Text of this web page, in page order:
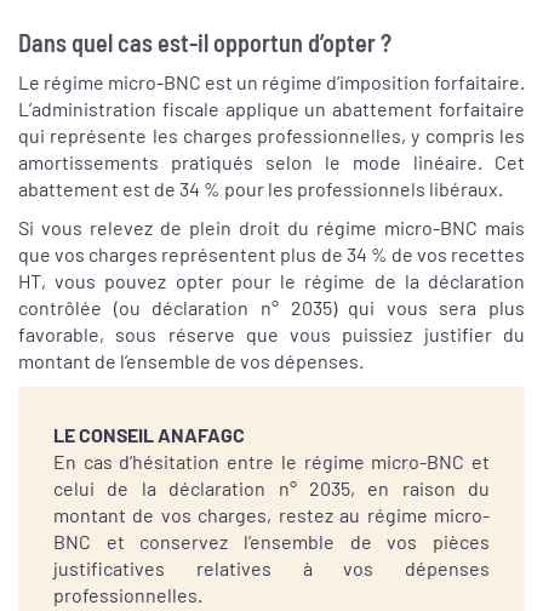
Dans quel cas est-il opportun d’opter ?
Le régime micro-BNC est un régime d’imposition forfaitaire.
L’administration fiscale applique un abattement forfaitaire
qui représente les charges professionnelles, y compris les
amortissements pratiqués selon le mode linéaire. Cet
abattement est de 34 % pour les professionnels libéraux.
Si vous relevez de plein droit du régime micro-BNC mais
que vos charges représentent plus de 34 % de vos recettes
HT, vous pouvez opter pour le régime de la déclaration
contrôlée (ou déclaration n° 2035) qui vous sera plus
favorable, sous réserve que vous puissiez justifier du
montant de l’ensemble de vos dépenses.
LE CONSEIL ANAFAGC
En cas d’hésitation entre le régime micro-BNC et
celui de la déclaration n° 2035, en raison du
montant de vos charges, restez au régime micro-
BNC et conservez l’ensemble de vos pièces
justificatives relatives à vos dépenses
professionnelles.